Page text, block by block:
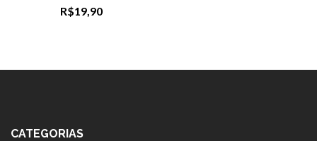
R$19,90
CATEGORIAS